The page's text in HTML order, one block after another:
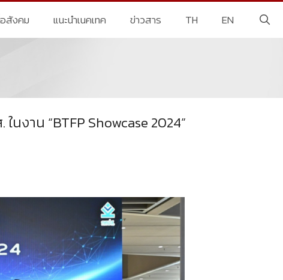
สังคม แนะนำเนคเทค ข่าวสาร TH EN
งาน “BTFP Showcase 2024”